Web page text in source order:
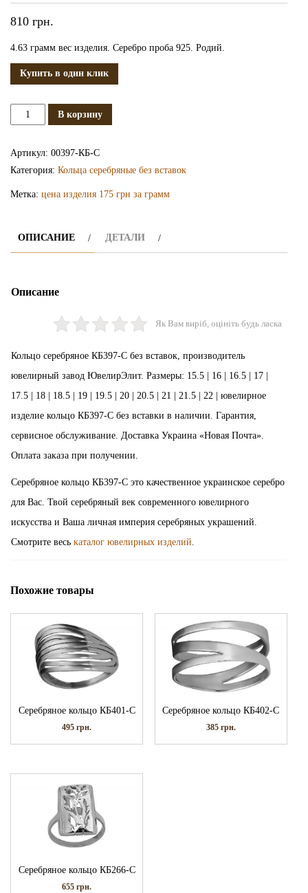
810 грн.
4.63 грамм вес изделия. Серебро проба 925. Родий.
Купить в один клик
КоличествоВ корзину
Артикул: 00397-КБ-С
Категория: Кольца серебряные без вставок
Метка: цена изделия 175 грн за грамм
ОПИСАНИЕ ДЕТАЛИ
Описание
Як Вам виріб, оцініть будь ласка
Кольцо серебряное КБ397-С без вставок, производитель
ювелирный завод ЮвелирЭлит. Размеры: 15.5 | 16 | 16.5 | 17 |
17.5 | 18 | 18.5 | 19 | 19.5 | 20 | 20.5 | 21 | 21.5 | 22 | ювелирное
изделие кольцо КБ397-С без вставки в наличии. Гарантия,
сервисное обслуживание. Доставка Украина «Новая Почта».
Оплата заказа при получении.
Серебряное кольцо КБ397-С это качественное украинское серебро
для Вас. Твой серебряный век современного ювелирного
искусства и Ваша личная империя серебряных украшений.
Смотрите весь каталог ювелирных изделий
Похожие товары
Серебряное кольцо КБ401-С
495грн.
Серебряное кольцо КБ402-С
385 грн.
Серебряное кольцо КБ266-С
655грн.